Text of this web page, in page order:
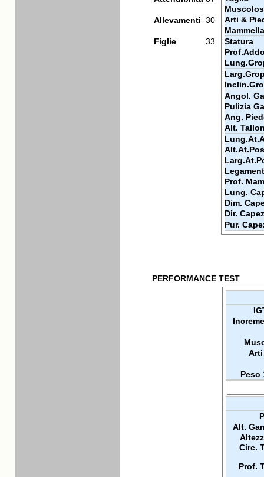
Allevamenti 30
Figlie 33
Arti &
Mammella
Statura
Angol.
Pulizia
Ang.
Alt.
Prof.
Lung.
Dim.
Dir.
Pur.
PERFORMANCE TEST
Arti
Peso
Alt.
Circ.
Prof.